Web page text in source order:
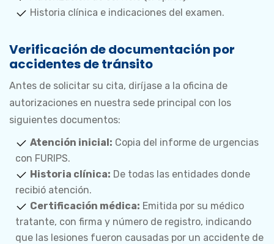
Historia clínica e indicaciones del examen.
Verificación de documentación por
accidentes de tránsito
Antes de solicitar su cita, diríjase a la oficina de
autorizaciones en nuestra sede principal con los
siguientes documentos:
Atención inicial: Copia del informe de urgencias
con FURIPS.
Historia clínica: De todas las entidades donde
recibió atención.
Certificación médica: Emitida por su médico
tratante, con firma y número de registro, indicando
que las lesiones fueron causadas por un accidente de